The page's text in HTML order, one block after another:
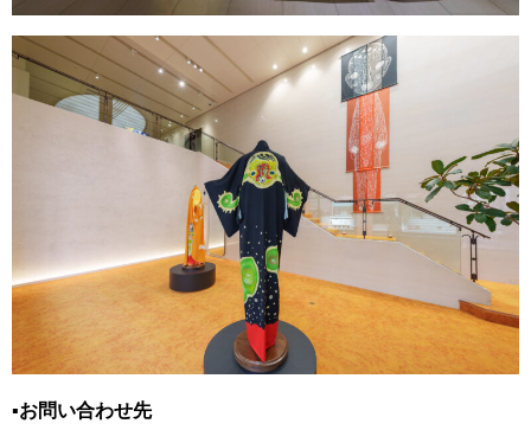
▪️お問い合わせ先